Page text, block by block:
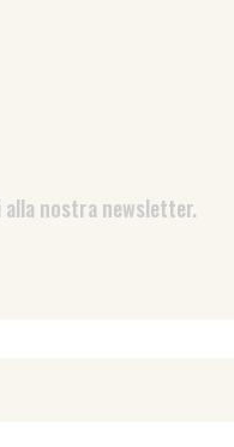
nostra newsletter.